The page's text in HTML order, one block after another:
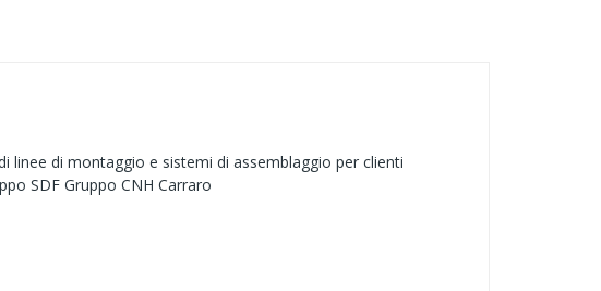
linee di montaggio e sistemi di assemblaggio per clienti
SDF Gruppo CNH Carraro